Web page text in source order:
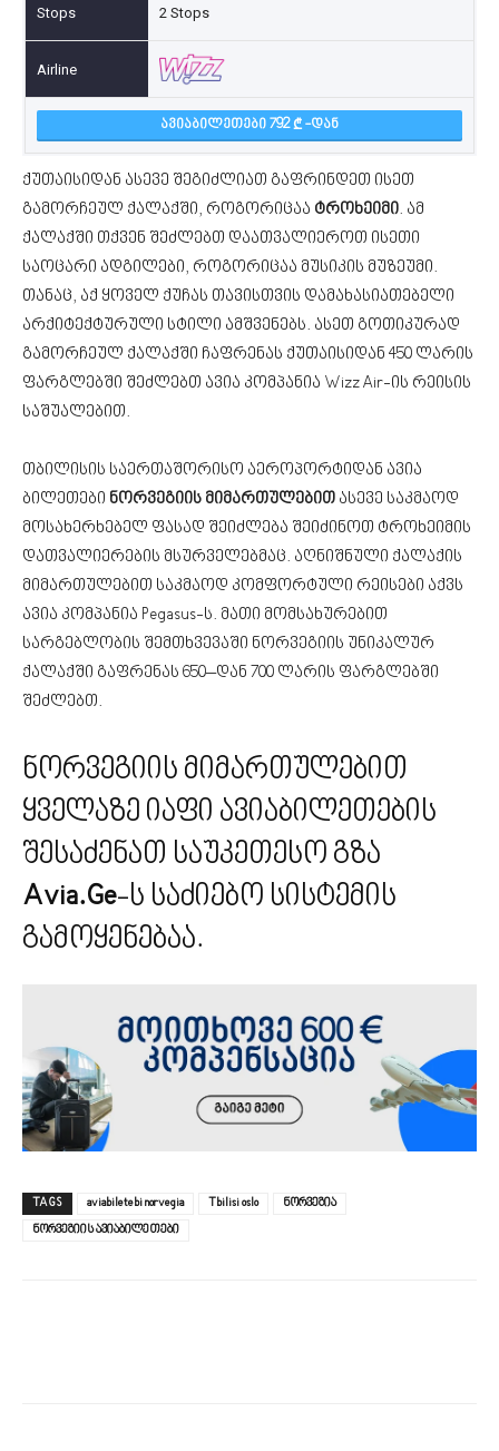
2 Stops
ᲐᲕᲘᲐᲑᲘᲚᲔᲗᲔᲑᲘ 792 -ᲓᲐᲜ
ქუთაისიდან ასევე შეგიძლიათ გაფრინდეთ ისეთ
გამორჩეულ ქალაქში, როგორიცაა ტროხეიმი. ამ
ქალაქში თქვენ შეძლებთ დაათვალიეროთ ისეთი
საოცარი ადგილები, როგორიცაა მუსიკის მუზეუმი.
თანაც, აქ ყოველ ქუჩას თავისთვის დამახასიათებელი
არქიტექტურული სტილი ამშვენებს. ასეთ გოთიკურად
გამორჩეულ ქალაქში ჩაფრენას ქუთაისიდან 450 ლარის
ფარგლებში შეძლებთ ავია კომპანია Wizz Air-ის რეისის
საშუალებით.
თბილისის საერთაშორისო აეროპორტიდან ავია
ბილეთები ნორვეგიის მიმართულებით ასევე საკმაოდ
მოსახერხებელ ფასად შეიძლება შეიძინოთ ტროხეიმის
დათვალიერების მსურველებმაც. აღნიშნული ქალაქის
მიმართულებით საკმაოდ კომფორტული რეისები აქვს
ავია კომპანია Pegasus-ს. მათი მომსახურებით
სარგებლობის შემთხვევაში ნორვეგიის უნიკალურ
ქალაქში გაფრენას 650–დან 700 ლარის ფარგლებში
შეძლებთ.
ნორვეგიის მიმართულებით
ყველაზე იაფი ავიაბილეთების
შესაძენათ საუკეთესო გზა
Avia.Ge-ს საძიებო სისტემის
გამოყენებაა.
TAGS aviabiletebi norvegia Tbilisi oslo
ნორვეგია
ნორვეგიის ავიაბილეთები